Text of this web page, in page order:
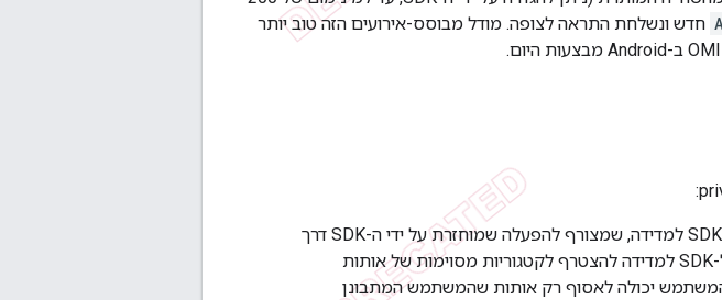
חדש ונשלחת התראה לצופה. מודל מבוסס-אירועים הזה טוב יותר
: בדרך כלל מיושם על ידי ה-SDK למדידה, שמצורף להפעלה שמוחזרת על ידי ה-SDK דרך
privacysandbox.ui. בנוסף, הממשק הזה יאפשר ל-SDK למדידה להצטרף לקטגוריות מסוימות של אותות
יכולה לאסוף רק אותות שהמשתמש המתבונן